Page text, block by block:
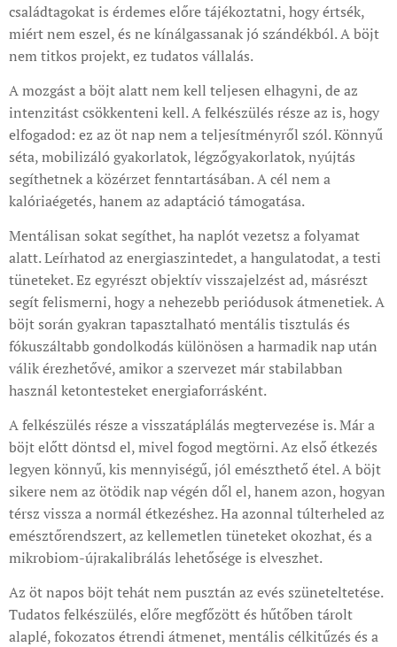
családtagokat is érdemes előre tájékoztatni, hogy értsék,
miért nem eszel, és ne kínálgassanak jó szándékból. A böjt
nem titkos projekt, ez tudatos vállalás.
A mozgást a böjt alatt nem kell teljesen elhagyni, de az
intenzitást csökkenteni kell. A felkészülés része az is, hogy
elfogadod: ez az öt nap nem a teljesítményről szól. Könnyű
séta, mobilizáló gyakorlatok, légzőgyakorlatok, nyújtás
segíthetnek a közérzet fenntartásában. A cél nem a
kalóriaégetés, hanem az adaptáció támogatása.
Mentálisan sokat segíthet, ha naplót vezetsz a folyamat
alatt. Leírhatod az energiaszintedet, a hangulatodat, a testi
tüneteket. Ez egyrészt objektív visszajelzést ad, másrészt
segít felismerni, hogy a nehezebb periódusok átmenetiek. A
böjt során gyakran tapasztalható mentális tisztulás és
fókuszáltabb gondolkodás különösen a harmadik nap után
válik érezhetővé, amikor a szervezet már stabilabban
használ ketontesteket energiaforrásként.
A felkészülés része a visszatáplálás megtervezése is. Már a
böjt előtt döntsd el, mivel fogod megtörni. Az első étkezés
legyen könnyű, kis mennyiségű, jól emészthető étel. A böjt
sikere nem az ötödik nap végén dől el, hanem azon, hogyan
térsz vissza a normál étkezéshez. Ha azonnal túlterheled az
emésztőrendszert, az kellemetlen tüneteket okozhat, és a
mikrobiom-újrakalibrálás lehetősége is elveszhet.
Az öt napos böjt tehát nem pusztán az evés szüneteltetése.
Tudatos felkészülés, előre megfőzött és hűtőben tárolt
alaplé, fokozatos étrendi átmenet, mentális célkitűzés és a